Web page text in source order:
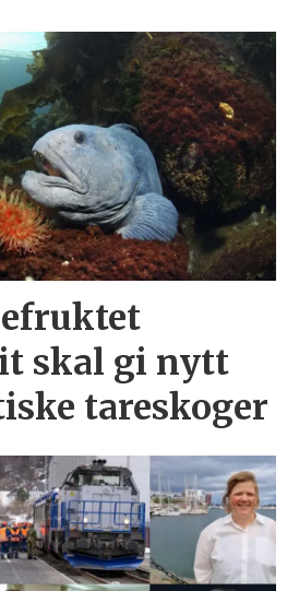
skal gi nytt
tareskoger